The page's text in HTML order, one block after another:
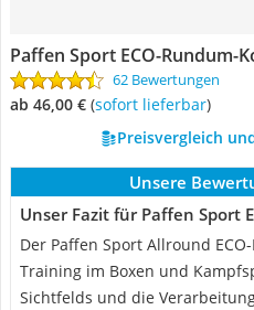
Paffen Sport ECO-Rundum-
62 Bewertungen
ab 46,00 € ( Sofort lieferbar)
Preisvergleich
Unsere
Unser Fazit für Paffen Sport
Der Paffen Sport Allround
Training im Boxen und
Sichtfelds und die